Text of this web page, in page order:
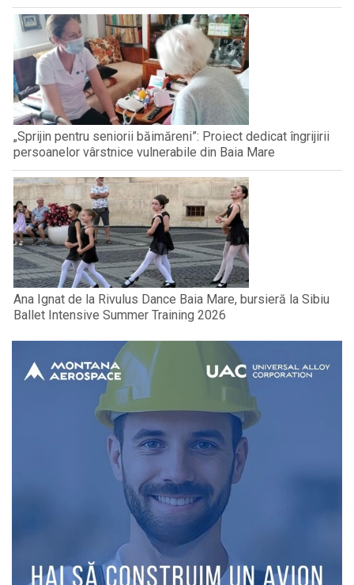
„Sprijin pentru seniorii băimăreni”: Proiect dedicat îngrijirii
persoanelor vârstnice vulnerabile din Baia Mare
Ana Ignat de la Rivulus Dance Baia Mare, bursieră la Sibiu
Ballet Intensive Summer Training 2026